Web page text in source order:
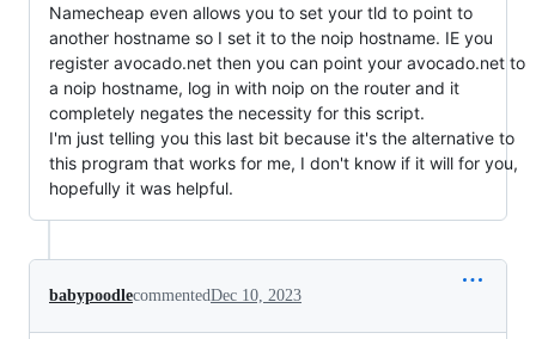
Namecheap even allows you to set your tld to point to
another hostname so I set it to the noip hostname. IE you
register avocado.net then you can point your avocado.net to
a noip hostname, log in with noip on the router and it
completely negates the necessity for this script.
I'm just telling you this last bit because it's the alternative to
this program that works for me, I don't know if it will for you,
hopefully it was helpful.
babypoodlecommentedDec 10, 2023